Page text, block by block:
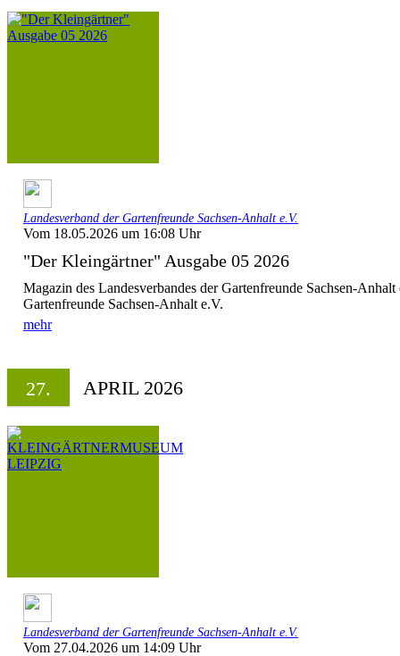
Landesverband der Gartenfreunde Sachsen-Anhalt e.V.
Vom 18.05.2026 um 16:08 Uhr
"Der Kleingärtner" Ausgabe 05 2026
Magazin des Landesverbandes der Gartenfreunde Sachsen-
Gartenfreunde Sachsen-Anhalt e.V.
mehr
27. APRIL 2026
Landesverband der Gartenfreunde Sachsen-Anhalt e.V.
Vom 27.04.2026 um 14:09 Uhr